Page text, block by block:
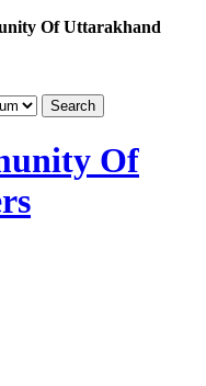
Of Uttarakhand
Of